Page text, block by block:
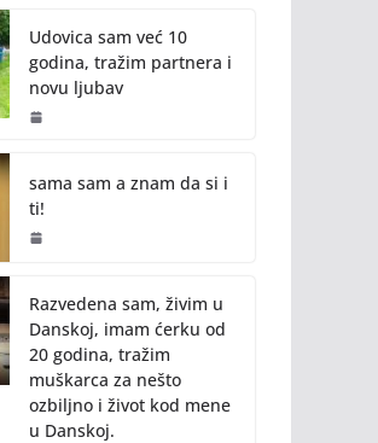
Udovica sam već 10
godina, tražim partnera i
novu ljubav
sama sam a znam da si i
ti!
Razvedena sam, živim u
Danskoj, imam ćerku od
20 godina, tražim
muškarca za nešto
ozbiljno i život kod mene
u Danskoj.